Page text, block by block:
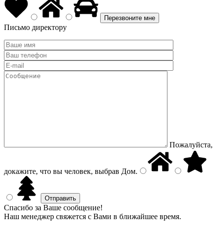
Письмо директору
Пожалуйста,
докажите, что вы человек, выбрав Дом.
Спасибо за Ваше сообщение!
Наш менеджер свяжется с Вами в ближайшее время.